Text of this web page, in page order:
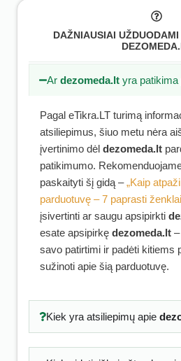
DAŽNIAUSIAI
Ardezomeda.lt yra patikima
Pagal eTikra.LT turimą
atsiliepimus, šiuo metu nėra
įvertinimo dėl dezomeda.lt
patikimumo.
paskaityti šį gidą –„Kaip
parduotuvę – 7 paprasti
įsivertinti ar saugu apsipirkti
esate apsipirkę dezomeda.lt
savo patirtimi ir padėti kitiems
sužinoti apie šią parduotuvę.
Kiek yra atsiliepimų apie